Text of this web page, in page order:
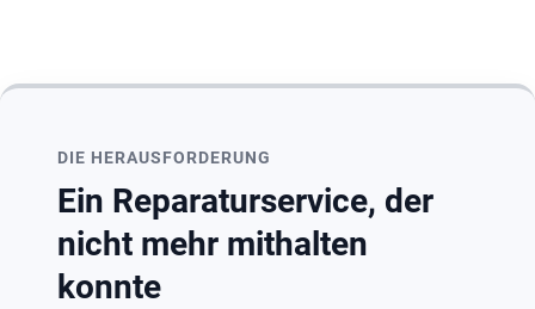
DIE HERAUSFORDERUNG
Ein Reparaturservice, der
nicht mehr mithalten
konnte